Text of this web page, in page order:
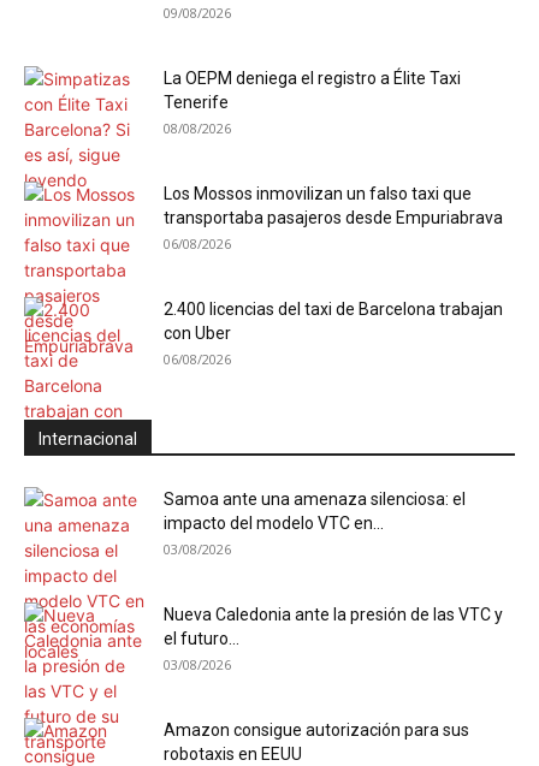
09/08/2026
La OEPM deniega el registro a Élite Taxi
Tenerife
08/08/2026
Los Mossos inmovilizan un falso taxi que
transportaba pasajeros desde Empuriabrava
06/08/2026
2.400 licencias del taxi de Barcelona trabajan
con Uber
06/08/2026
Internacional
Samoa ante una amenaza silenciosa: el
impacto del modelo VTC en...
03/08/2026
Nueva Caledonia ante la presión de las VTC y
el futuro...
03/08/2026
Amazon consigue autorización para sus
robotaxis en EEUU